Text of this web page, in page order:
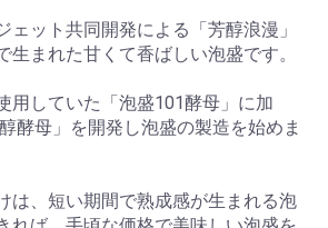
ェット共同開発による「芳醇浪漫」
生まれた甘くて香ばしい泡盛です。
用していた「泡盛101酵母」に加
酵母」を開発し泡盛の製造を始めま
は、短い期間で熟成感が生まれる泡